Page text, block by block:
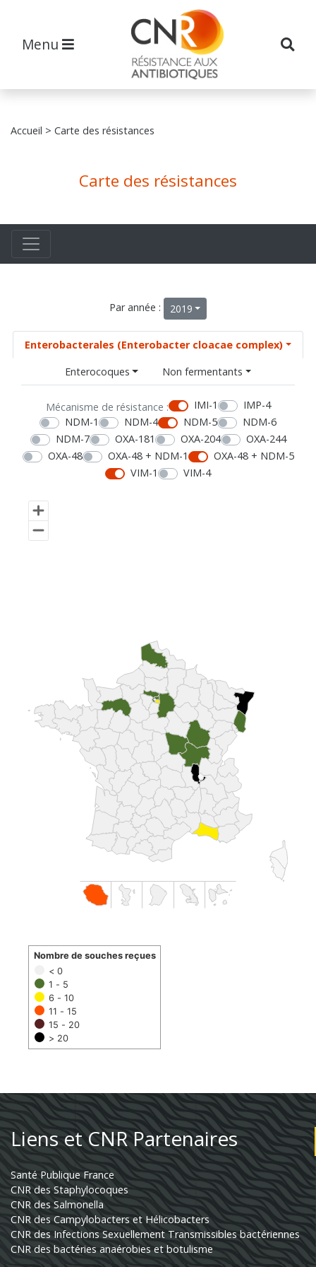
Menu
Accueil > Carte des résistances
Carte des résistances
Par année : 2019
Enterobacterales (Enterobacter cloacae complex)
Enterocoques
Non fermentants
Mécanisme de résistance : IMI-1
IMP-4
NDM-1
NDM-4 NDM-5
NDM-6
NDM-7
OXA-181 OXA-204
OXA-244
OXA-48
OXA-48 + NDM-1
OXA-48 + NDM-5
VIM-1
VIM-4
< 0
1 - 5
6 - 10
11 - 15
15 - 20
> 20
Nombre de souches reçues
Liens et CNR Partenaires
Santé Publique France
CNR des Staphylocoques
CNR des Salmonella
CNR des Campylobacters et Hélicobacters
CNR des Infections Sexuellement Transmissibles bactériennes
CNR des bactéries anaérobies et botulisme